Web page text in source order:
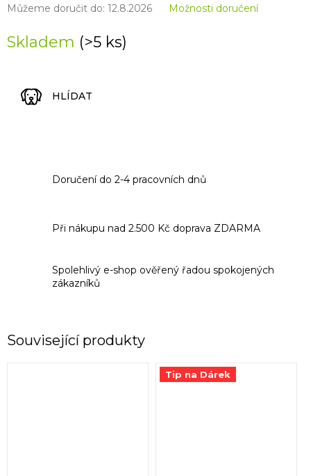
Skladem (>5 ks)
Můžeme doručit do: 12.8.2026 Možnosti doručení
HLÍDAT
Doručení do 2-4 pracovních dnů
Při nákupu nad 2.500 Kč doprava ZDARMA
Spolehlivý e-shop ověřený řadou spokojených
zákazníků
Související produkty
Tip na Dárek